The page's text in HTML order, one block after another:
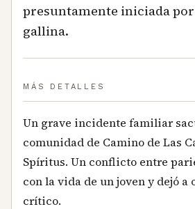
presuntamente iniciada
gallina.
MÁS DETALLES
Un grave incidente familiar
comunidad de Camino de Las
Spíritus. Un conflicto entre
con la vida de un joven y dejó a
crítico.